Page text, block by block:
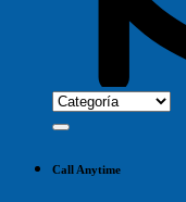
Call Anytime